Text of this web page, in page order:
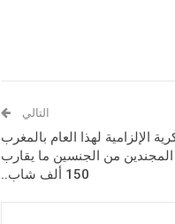
التالي
الإلزامية لهذا العام بالمغرب
من الجنسين ما يقارب
150 ألف شاب..